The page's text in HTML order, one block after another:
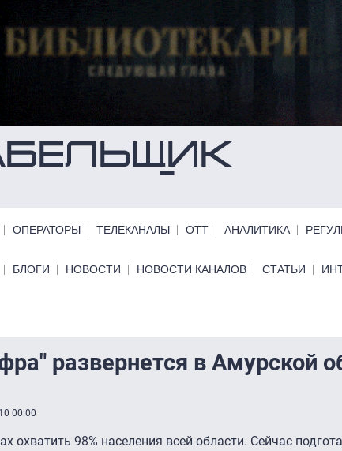
ОПЕРАТОРЫ ТЕЛЕКАНАЛЫ ОТТ АНАЛИТИКА
bottom
БЛОГИ НОВОСТИ НОВОСТИ КАНАЛОВ СТАТЬИ
развернется в Амурской
00:00
охватить 98% населения всей области. Сейчас